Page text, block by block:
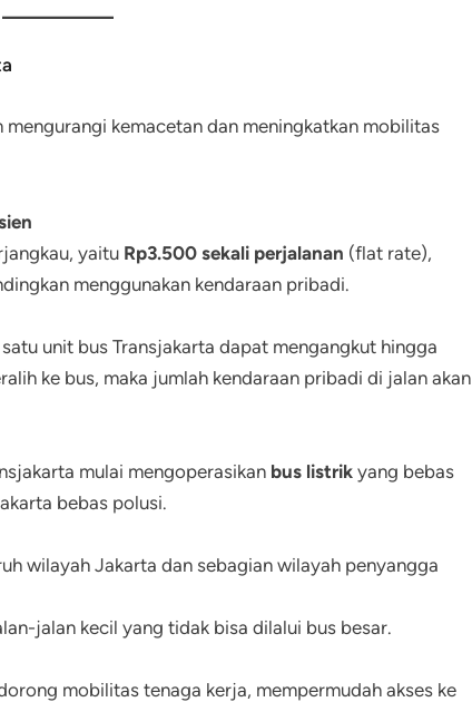
kemacetan dan meningkatkan mobilitas
yaitu Rp3.500 sekali perjalanan (flat rate),
menggunakan kendaraan pribadi.
unit bus Transjakarta dapat mengangkut hingga
ke bus, maka jumlah kendaraan pribadi di jalan akan
mulai mengoperasikan bus listrik yang bebas
bebas polusi.
wilayah Jakarta dan sebagian wilayah penyangga
jalan kecil yang tidak bisa dilalui bus besar.
mobilitas tenaga kerja, mempermudah akses ke